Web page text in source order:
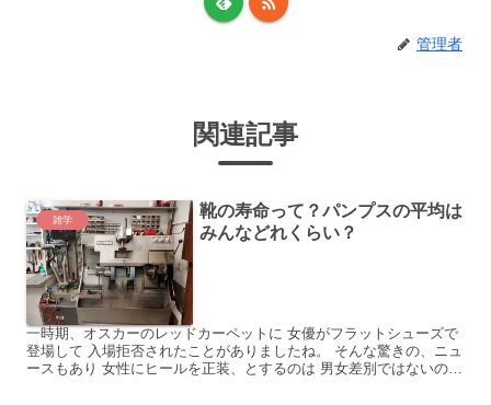
管理者
関連記事
雑学
靴の寿命って？パンプスの平均は
みんなどれくらい？
一時期、オスカーのレッドカーペットに 女優がフラットシューズで
登場して 入場拒否されたことがありましたね。 そんな驚きの、ニュ
ースもあり 女性にヒールを正装、とするのは 男女差別ではないの